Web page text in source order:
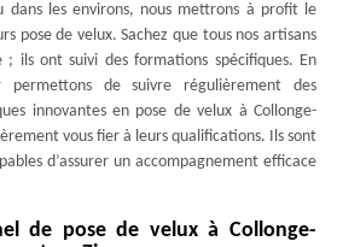
dans les environs, nous mettrons à profit le
pose de velux. Sachez que tous nos artisans
; ils ont suivi des formations spécifiques. En
de suivre régulièrement des
innovantes en pose de velux à Collonge-
vous fier à leurs qualifications. Ils sont
d’assurer un accompagnement efficace
de pose de velux à Collonge-